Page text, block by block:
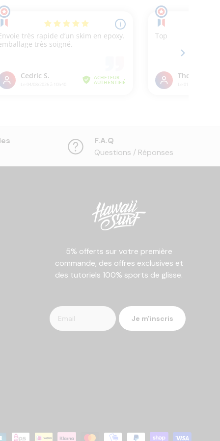
F.A.Q
Questions / Réponses
5% offerts sur votre première
commande, des offres exclusives et
des tutoriels 100% sports de glisse.
Je m'inscris